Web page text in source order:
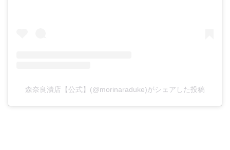
森奈良漬店【公式】(@morinaraduke)がシェアした投稿